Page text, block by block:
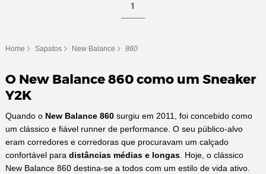
1
Home Sapatos New Balance 860
O New Balance 860 como um Sneaker
Y2K
‌Quando o New Balance 860surgiu em 2011, foi concebido como
um clássico e fiável runner de performance. O seu público-alvo
eram corredores e corredoras que procuravam um calçado
confortável para distâncias médias e longas. Hoje, o clássico
New Balance 860 destina-se a todos com um estilo de vida ativo.